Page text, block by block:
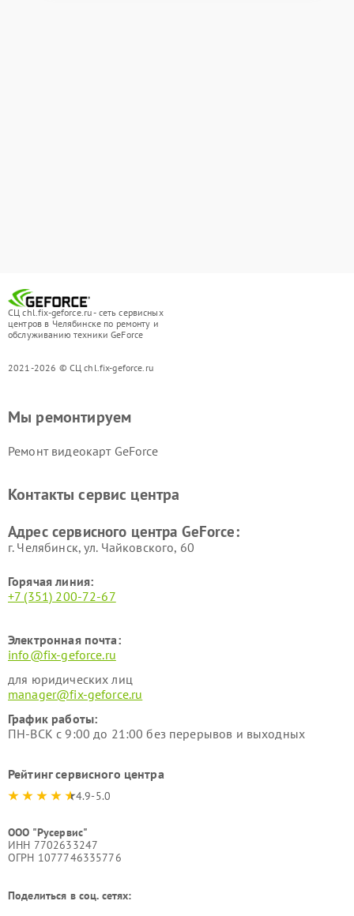
СЦ chl.fix-geforce.ru - сеть сервисных
центров в Челябинске по ремонту и
обслуживанию техники GeForce
2021-2026 © СЦ chl.fix-geforce.ru
Мы ремонтируем
Ремонт видеокарт GeForce
Контакты сервис центра
Адрес сервисного центра GeForce:
г. Челябинск, ул. Чайковского, 60
Горячая линия:
+7 (351) 200-72-67
Электронная почта:
info@fix-geforce.ru
для юридических лиц
manager@fix-geforce.ru
График работы:
ПН-ВСК с 9:00 до 21:00 без перерывов и выходных
Рейтинг сервисного центра
4.9-5.0
ООО "Русервис"
ИНН 7702633247
ОГРН 1077746335776
Поделиться в соц. сетях: